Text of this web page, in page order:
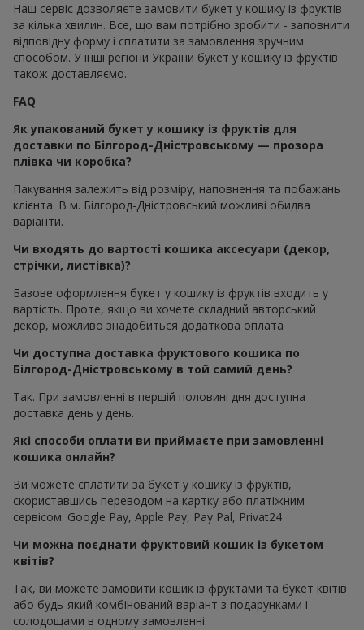
Наш сервіс дозволяєте замовити букет у кошику із фруктів
за кілька хвилин. Все, що вам потрібно зробити - заповнити
відповідну форму і сплатити за замовлення зручним
способом. У інші регіони України букет у кошику із фруктів
також доставляємо.
FAQ
Як упакований букет у кошику із фруктів для
доставки по Білгород-Дністровському — прозора
плівка чи коробка?
Пакування залежить від розміру, наповнення та побажань
клієнта. В м. Білгород-Дністровський можливі обидва
варіанти.
Чи входять до вартості кошика аксесуари (декор,
стрічки, листівка)?
Базове оформлення букет у кошику із фруктів входить у
вартість. Проте, якщо ви хочете складний авторський
декор, можливо знадобиться додаткова оплата
Чи доступна доставка фруктового кошика по
Білгород-Дністровському в той самий день?
Так. При замовленні в першій половині дня доступна
доставка день у день.
Які способи оплати ви приймаєте при замовленні
кошика онлайн?
Ви можете сплатити за букет у кошику із фруктів,
скориставшись переводом на картку або платіжним
сервісом: Google Pay, Apple Pay, Pay Pal, Privat24
Чи можна поєднати фруктовий кошик із букетом
квітів?
Так, ви можете замовити кошик із фруктами та букет квітів
або будь-який комбінований варіант з подарунками і
солодощами в одному замовленні.